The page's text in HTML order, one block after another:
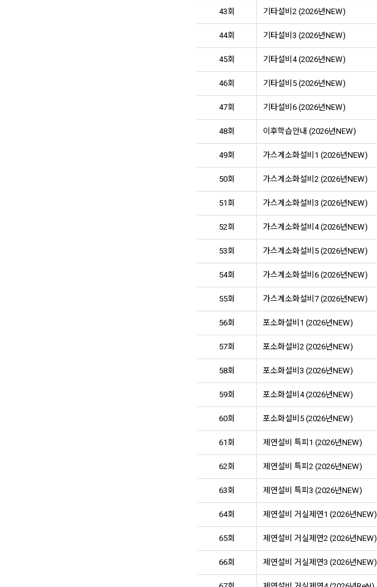
43회 기타설비2 (2026년NEW)
44회 기타설비3 (2026년NEW)
45회 기타설비4 (2026년NEW)
46회 기타설비5 (2026년NEW)
47회 기타설비6 (2026년NEW)
48회 이후학습안내 (2026년NEW)
49회 가스계소화설비1 (2026년NEW)
50회 가스계소화설비2 (2026년NEW)
51회 가스계소화설비3 (2026년NEW)
52회 가스계소화설비4 (2026년NEW)
53회 가스계소화설비5 (2026년NEW)
54회 가스계소화설비6 (2026년NEW)
55회 가스계소화설비7 (2026년NEW)
56회 포소화설비1 (2026년NEW)
57회 포소화설비2 (2026년NEW)
58회 포소화설비3 (2026년NEW)
59회 포소화설비4 (2026년NEW)
60회 포소화설비5 (2026년NEW)
61회 제연설비 특피1 (2026년NEW)
62회 제연설비 특피2 (2026년NEW)
63회 제연설비 특피3 (2026년NEW)
64회 제연설비 거실제연1 (2026년NEW)
65회 제연설비 거실제연2 (2026년NEW)
66회 제연설비 거실제연3 (2026년NEW)